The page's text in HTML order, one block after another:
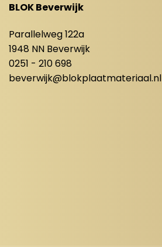
BLOK Beverwijk
Parallelweg 122a
1948 NN Beverwijk
0251 - 210 698
beverwijk@blokplaatmateriaal.nl